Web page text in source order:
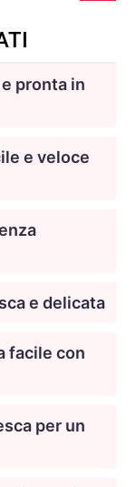
pronta in
e veloce
e delicata
facile con
per un